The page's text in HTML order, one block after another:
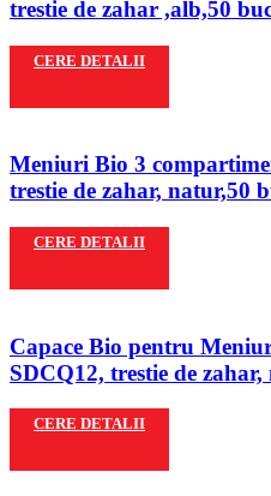
trestie de zahar ,alb,50
CERE DETALII
Meniuri Bio 3
trestie de zahar, natur,50
CERE DETALII
Capace Bio pentru
SDCQ12, trestie de
CERE DETALII